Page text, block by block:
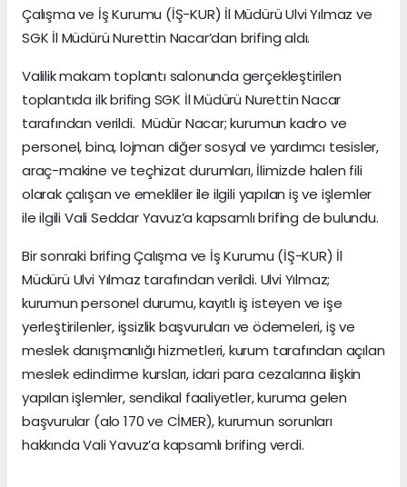
Çalışma ve İş Kurumu (İŞ-KUR) İl Müdürü Ulvi Yılmaz ve
SGK İl Müdürü Nurettin Nacar’dan brifing aldı.
Valilik makam toplantı salonunda gerçekleştirilen
toplantıda ilk brifing SGK İl Müdürü Nurettin Nacar
tarafından verildi. Müdür Nacar; kurumun kadro ve
personel, bina, lojman diğer sosyal ve yardımcı tesisler,
araç-makine ve teçhizat durumları, İlimizde halen fili
olarak çalışan ve emekliler ile ilgili yapılan iş ve işlemler
ile ilgili Vali Seddar Yavuz’a kapsamlı brifing de bulundu.
Bir sonraki brifing Çalışma ve İş Kurumu (İŞ-KUR) İl
Müdürü Ulvi Yılmaz tarafından verildi. Ulvi Yılmaz;
kurumun personel durumu, kayıtlı iş isteyen ve işe
yerleştirilenler, işsizlik başvuruları ve ödemeleri, iş ve
meslek danışmanlığı hizmetleri, kurum tarafından açılan
meslek edindirme kursları, idari para cezalarına ilişkin
yapılan işlemler, sendikal faaliyetler, kuruma gelen
başvurular (alo 170 ve CİMER), kurumun sorunları
hakkında Vali Yavuz’a kapsamlı brifing verdi.